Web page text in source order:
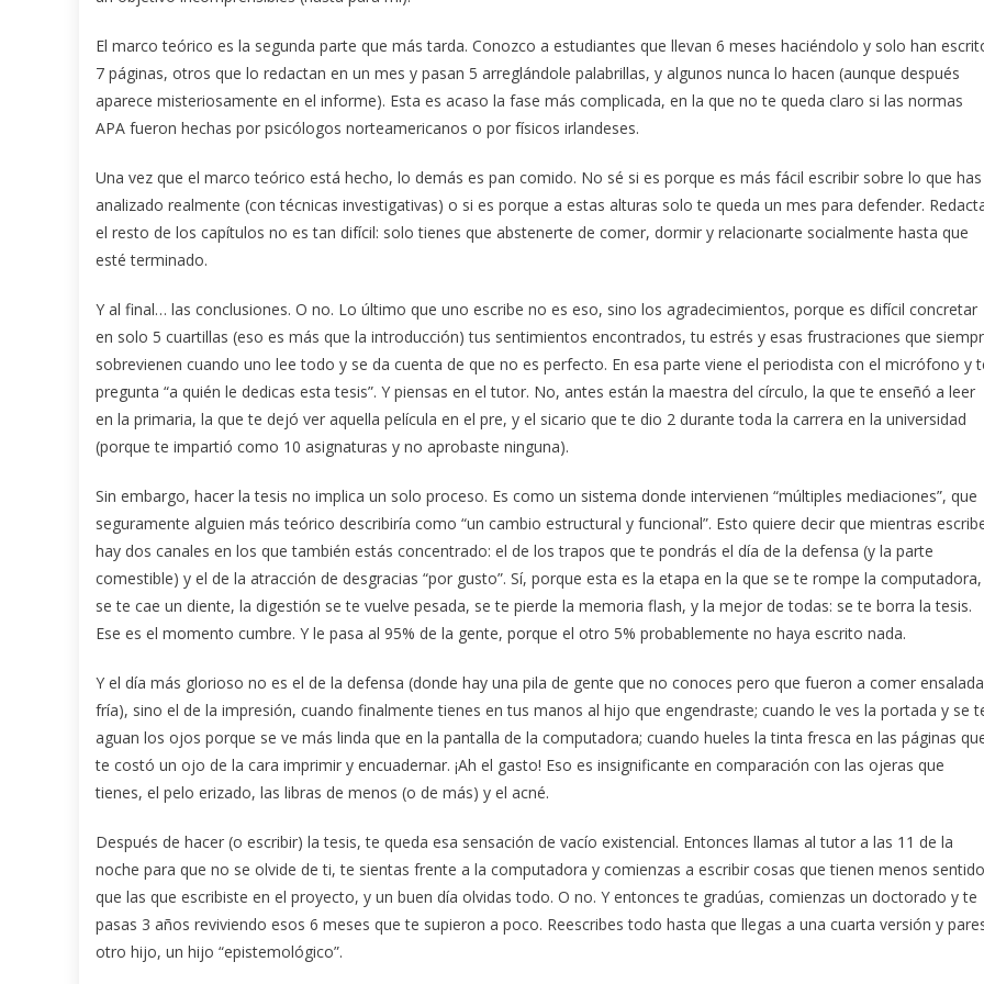
El marco teórico es la segunda parte que más tarda. Conozco a estudiantes que llevan 6 meses haciéndolo y solo han
7 páginas, otros que lo redactan en un mes y pasan 5 arreglándole palabrillas, y algunos nunca lo hacen (aunque después
aparece misteriosamente en el informe). Esta es acaso la fase más complicada, en la que no te queda claro si las normas
APA fueron hechas por psicólogos norteamericanos o por físicos irlandeses.
Una vez que el marco teórico está hecho, lo demás es pan comido. No sé si es porque es más fácil escribir sobre lo que has
analizado realmente (con técnicas investigativas) o si es porque a estas alturas solo te queda un mes para defender.
el resto de los capítulos no es tan difícil: solo tienes que abstenerte de comer, dormir y relacionarte socialmente hasta que
esté terminado.
Y al final… las conclusiones. O no. Lo último que uno escribe no es eso, sino los agradecimientos, porque es difícil concretar
en solo 5 cuartillas (eso es más que la introducción) tus sentimientos encontrados, tu estrés y esas frustraciones que
sobrevienen cuando uno lee todo y se da cuenta de que no es perfecto. En esa parte viene el periodista con el micrófono y
pregunta “a quién le dedicas esta tesis”. Y piensas en el tutor. No, antes están la maestra del círculo, la que te enseñó a leer
en la primaria, la que te dejó ver aquella película en el pre, y el sicario que te dio 2 durante toda la carrera en la universidad
(porque te impartió como 10 asignaturas y no aprobaste ninguna).
Sin embargo, hacer la tesis no implica un solo proceso. Es como un sistema donde intervienen “múltiples mediaciones”, que
seguramente alguien más teórico describiría como “un cambio estructural y funcional”. Esto quiere decir que mientras
hay dos canales en los que también estás concentrado: el de los trapos que te pondrás el día de la defensa (y la parte
comestible) y el de la atracción de desgracias “por gusto”. Sí, porque esta es la etapa en la que se te rompe la computadora,
se te cae un diente, la digestión se te vuelve pesada, se te pierde la memoria flash, y la mejor de todas: se te borra la tesis.
Ese es el momento cumbre. Y le pasa al 95% de la gente, porque el otro 5% probablemente no haya escrito nada.
Y el día más glorioso no es el de la defensa (donde hay una pila de gente que no conoces pero que fueron a comer ensalada
fría), sino el de la impresión, cuando finalmente tienes en tus manos al hijo que engendraste; cuando le ves la portada y se
aguan los ojos porque se ve más linda que en la pantalla de la computadora; cuando hueles la tinta fresca en las páginas
te costó un ojo de la cara imprimir y encuadernar. ¡Ah el gasto! Eso es insignificante en comparación con las ojeras que
tienes, el pelo erizado, las libras de menos (o de más) y el acné.
Después de hacer (o escribir) la tesis, te queda esa sensación de vacío existencial. Entonces llamas al tutor a las 11 de la
noche para que no se olvide de ti, te sientas frente a la computadora y comienzas a escribir cosas que tienen menos sentido
que las que escribiste en el proyecto, y un buen día olvidas todo. O no. Y entonces te gradúas, comienzas un doctorado y te
pasas 3 años reviviendo esos 6 meses que te supieron a poco. Reescribes todo hasta que llegas a una cuarta versión y
otro hijo, un hijo “epistemológico”.